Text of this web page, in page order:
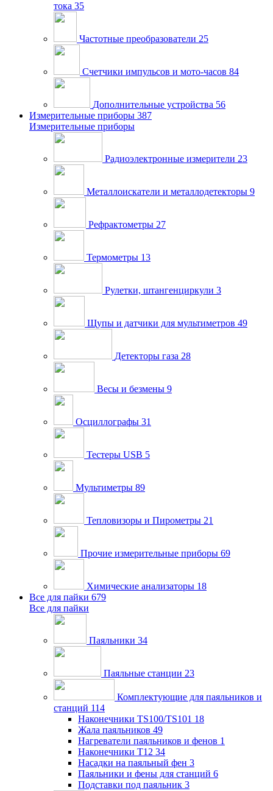
тока 35
Частотные преобразователи 25
Счетчики импульсов и мото-часов 84
Дополнительные устройства 56
Измерительные приборы 387
Измерительные приборы
Радиоэлектронные измерители 23
Металлоискатели и металлодетекторы 9
Рефрактометры 27
Термометры 13
Рулетки, штангенциркули 3
Щупы и датчики для мультиметров 49
Детекторы газа 28
Весы и безмены 9
Осциллографы 31
Тестеры USB 5
Мультиметры 89
Тепловизоры и Пирометры 21
Прочие измерительные приборы 69
Химические анализаторы 18
Все для пайки 679
Все для пайки
Паяльники 34
Паяльные станции 23
Комплектующие для паяльников и
станций 114
Наконечники TS100/TS101 18
Жала паяльников 49
Нагреватели паяльников и фенов 1
Наконечники T12 34
Насадки на паяльный фен 3
Паяльники и фены для станций 6
Подставки под паяльник 3